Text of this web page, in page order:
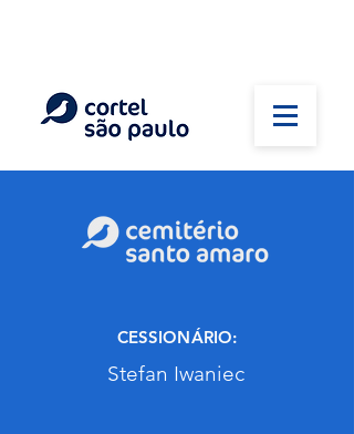
CESSIONÁRIO:
Stefan Iwaniec